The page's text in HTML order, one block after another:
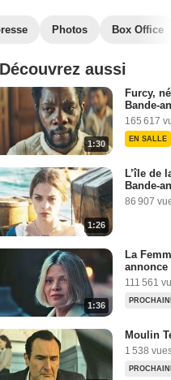
Photos Box Office
Découvrez aussi
1:30
Furcy,
Bande-
165 617
EN SALLE
1:26
L’île de
Bande-
86 907
1:36
La
annonce
111 561
Moulin
1 538